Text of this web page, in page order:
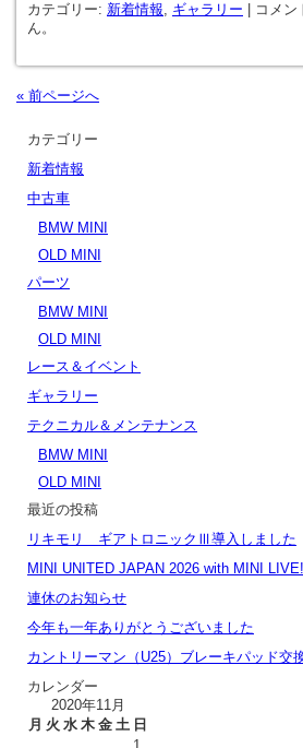
カテゴリー: 新着情報, ギャラリー
コメン
ん。
« 前ページへ
カテゴリー
新着情報
中古車
BMW MINI
OLD MINI
パーツ
BMW MINI
OLD MINI
レース＆イベント
ギャラリー
テクニカル＆メンテナンス
BMW MINI
OLD MINI
最近の投稿
リキモリ ギアトロニックⅢ導入しました
MINI UNITED JAPAN 2026 with MINI
連休のお知らせ
今年も一年ありがとうございました
カントリーマン（U25）ブレーキパッド交
カレンダー
2020年11月
月 火 水 木 金 土 日